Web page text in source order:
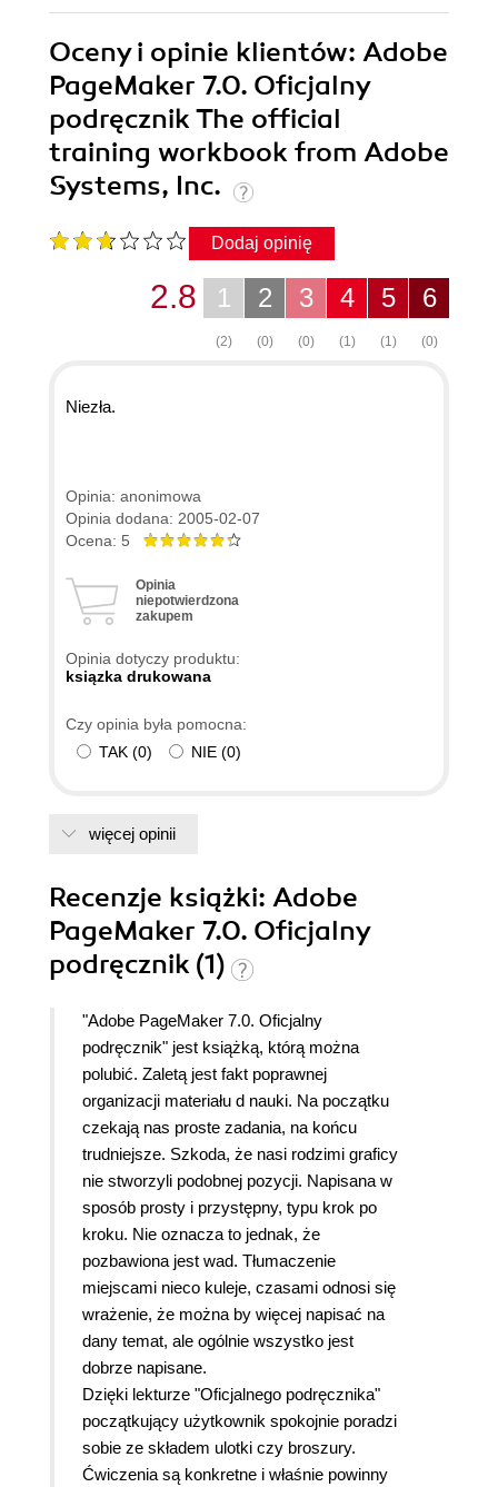
Oceny i opinie klientów: Adobe
PageMaker 7.0. Oficjalny
podręcznik The official
training workbook from Adobe
Systems, Inc.
Dodaj opinię
6
(0)
5
(1)
4
(1)
3
(0)
2
(0)
1
(2)
2.8
Niezła.
Opinia: anonimowa
Opinia dodana: 2005-02-07
Ocena: 5
Opinia
niepotwierdzona
zakupem
Opinia dotyczy produktu:
ksiązka drukowana
Czy opinia była pomocna:
TAK (0) NIE (0)
więcej opinii
Recenzje książki: Adobe
PageMaker 7.0. Oficjalny
podręcznik (1)
"Adobe PageMaker 7.0. Oficjalny
podręcznik" jest książką, którą można
polubić. Zaletą jest fakt poprawnej
organizacji materiału d nauki. Na początku
czekają nas proste zadania, na końcu
trudniejsze. Szkoda, że nasi rodzimi graficy
nie stworzyli podobnej pozycji. Napisana w
sposób prosty i przystępny, typu krok po
kroku. Nie oznacza to jednak, że
pozbawiona jest wad. Tłumaczenie
miejscami nieco kuleje, czasami odnosi się
wrażenie, że można by więcej napisać na
dany temat, ale ogólnie wszystko jest
dobrze napisane.
Dzięki lekturze "Oficjalnego podręcznika"
początkujący użytkownik spokojnie poradzi
sobie ze składem ulotki czy broszury.
Ćwiczenia są konkretne i właśnie powinny